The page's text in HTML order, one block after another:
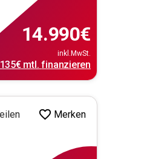
14.990€
inkl.MwSt.
135€mtl. finanzieren
Merken